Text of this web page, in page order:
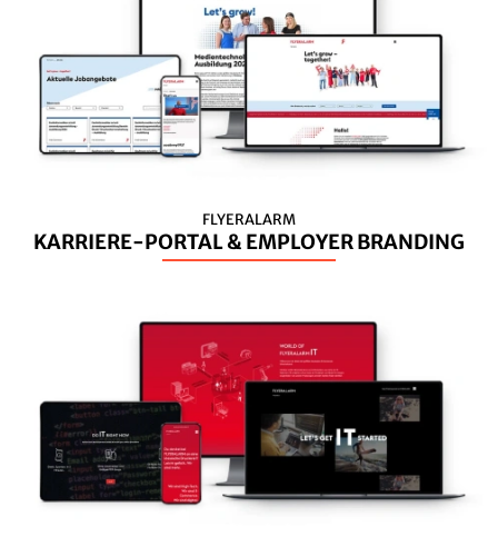
FLYERALARM
KARRIERE-PORTAL & EMPLOYER BRANDING